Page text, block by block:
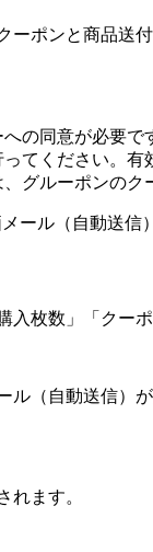
ポンと商品送
の同意が必要で
てください。
グルーポンの
ール（自動送
入枚数」「クー
ル（自動送信）
れます。